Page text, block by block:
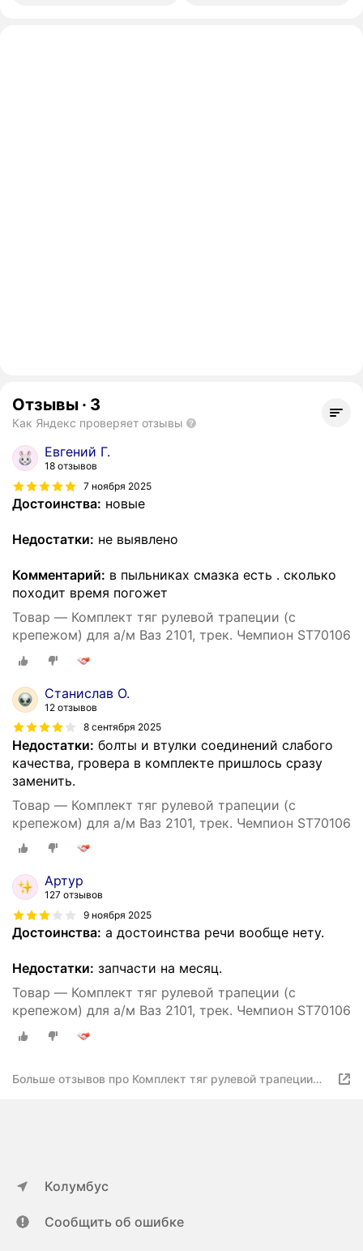
Отзывы · 3
Как Яндекс проверяет отзывы
Евгений Г.
18 отзывов
7 ноября 2025
Достоинства: новые
Недостатки: не выявлено
Комментарий: в пыльниках смазка есть . сколько
походит время погожет
Товар — Комплект тяг рулевой трапеции (с
крепежом) для а/м Ваз 2101, трек. Чемпион ST70106
Станислав О.
12 отзывов
8 сентября 2025
Недостатки: болты и втулки соединений слабого
качества, гровера в комплекте пришлось сразу
заменить.
Товар — Комплект тяг рулевой трапеции (с
крепежом) для а/м Ваз 2101, трек. Чемпион ST70106
Артур
127 отзывов
9 ноября 2025
Достоинства: а достоинства речи вообще нету.
Недостатки: запчасти на месяц.
Товар — Комплект тяг рулевой трапеции (с
крепежом) для а/м Ваз 2101, трек. Чемпион ST70106
Больше отзывов про Комплект тяг рулевой трапеции
Колумбус
Сообщить об ошибке